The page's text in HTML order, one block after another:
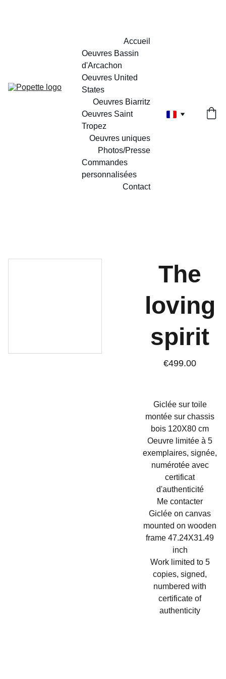
Accueil
Oeuvres Bassin
d'Arcachon
Oeuvres United
States
Oeuvres Biarritz
Oeuvres Saint
Tropez
Oeuvres uniques
Photos/Presse
Commandes
personnalisées
Contact
The
loving
spirit
€499.00
Giclée sur toile
montée sur chassis
bois 120X80 cm
Oeuvre limitée à 5
exemplaires, signée,
numérotée avec
certificat
d'authenticité
Me contacter
Giclée on canvas
mounted on wooden
frame 47.24X31.49
inch
Work limited to 5
copies, signed,
numbered with
certificate of
authenticity